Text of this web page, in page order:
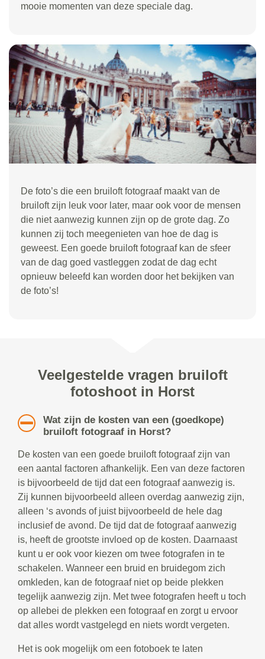
mooie momenten van deze speciale dag.
De foto’s die een bruiloft fotograaf maakt van de
bruiloft zijn leuk voor later, maar ook voor de mensen
die niet aanwezig kunnen zijn op de grote dag. Zo
kunnen zij toch meegenieten van hoe de dag is
geweest. Een goede bruiloft fotograaf kan de sfeer
van de dag goed vastleggen zodat de dag echt
opnieuw beleefd kan worden door het bekijken van
de foto’s!
Veelgestelde vragen bruiloft
fotoshoot in Horst
Wat zijn de kosten van een (goedkope)
bruiloft fotograaf in Horst?
De kosten van een goede bruiloft fotograaf zijn van
een aantal factoren afhankelijk. Een van deze factoren
is bijvoorbeeld de tijd dat een fotograaf aanwezig is.
Zij kunnen bijvoorbeeld alleen overdag aanwezig zijn,
alleen ‘s avonds of juist bijvoorbeeld de hele dag
inclusief de avond. De tijd dat de fotograaf aanwezig
is, heeft de grootste invloed op de kosten. Daarnaast
kunt u er ook voor kiezen om twee fotografen in te
schakelen. Wanneer een bruid en bruidegom zich
omkleden, kan de fotograaf niet op beide plekken
tegelijk aanwezig zijn. Met twee fotografen heeft u toch
op allebei de plekken een fotograaf en zorgt u ervoor
dat alles wordt vastgelegd en niets wordt vergeten.
Het is ook mogelijk om een fotoboek te laten